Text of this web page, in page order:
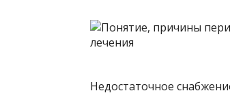
Недостаточное